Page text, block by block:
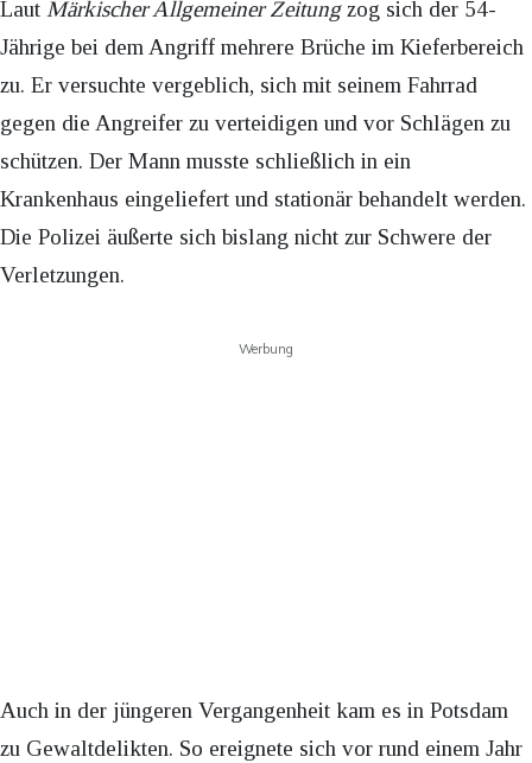
Laut Märkischer Allgemeiner Zeitungzog sich der 54-
Jährige bei dem Angriff mehrere Brüche im Kieferbereich
zu. Er versuchte vergeblich, sich mit seinem Fahrrad
gegen die Angreifer zu verteidigen und vor Schlägen zu
schützen. Der Mann musste schließlich in ein
Krankenhaus eingeliefert und stationär behandelt werden.
Die Polizei äußerte sich bislang nicht zur Schwere der
Verletzungen.
Werbung
Auch in der jüngeren Vergangenheit kam es in Potsdam
zu Gewaltdelikten. So ereignete sich vor rund einem Jahr